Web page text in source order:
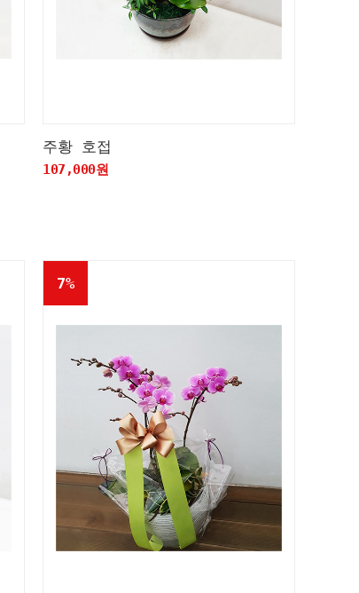
주황 호접
107,000원
7%